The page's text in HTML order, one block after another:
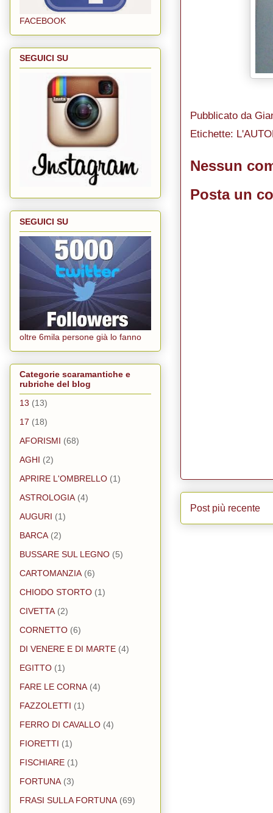
Pubblicato da
Etichette:
Nessun
Posta un
Post più recente
FACEBOOK
SEGUICI SU
SEGUICI SU
oltre 6mila persone già lo fanno
Categorie scaramantiche e
rubriche del blog
13 (13)
17 (18)
AFORISMI (68)
AGHI (2)
APRIRE L'OMBRELLO (1)
ASTROLOGIA (4)
AUGURI (1)
BARCA (2)
BUSSARE SUL LEGNO (5)
CARTOMANZIA (6)
CHIODO STORTO (1)
CIVETTA (2)
CORNETTO (6)
DI VENERE E DI MARTE (4)
EGITTO (1)
FARE LE CORNA (4)
FAZZOLETTI (1)
FERRO DI CAVALLO (4)
FIORETTI (1)
FISCHIARE (1)
FORTUNA (3)
FRASI SULLA FORTUNA (69)